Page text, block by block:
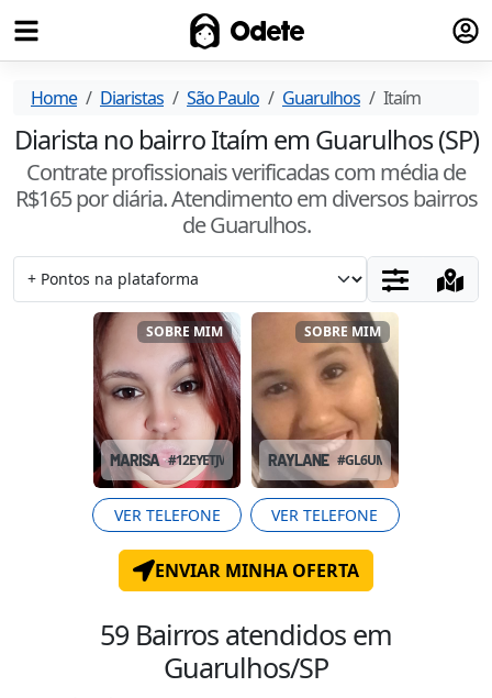
Odete
Home Diaristas São Paulo Guarulhos Itaím
Diarista no bairro Itaím em Guarulhos (SP)
Contrate profissionais verificadas com média de
R$165por diária. Atendimentoem diversos bairros
de Guarulhos.
SOBRE MIM
MARISA #12EYETJW
VER TELEFONE
SOBRE MIM
RAYLANE #GL6UMAN5
VER TELEFONE
ENVIAR MINHA OFERTA
59 Bairros atendidos em
Guarulhos/SP